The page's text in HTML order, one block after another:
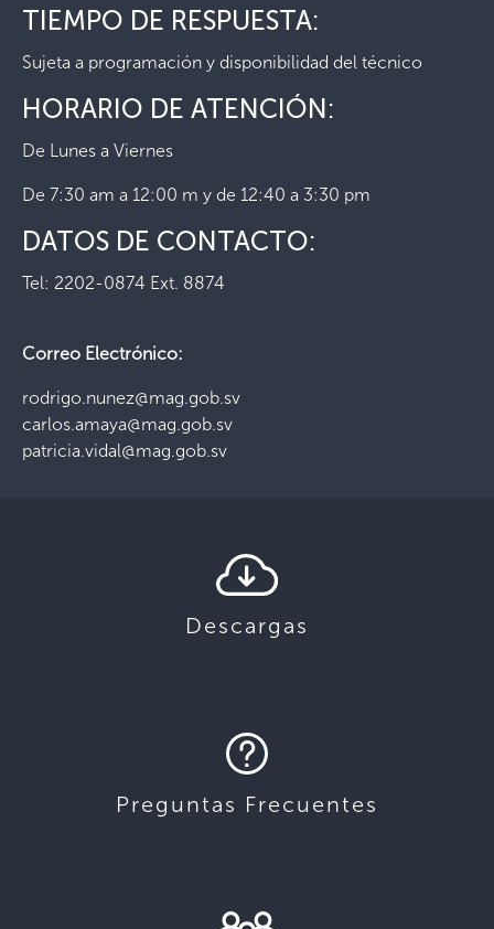
TIEMPO DE RESPUESTA:
Sujeta a programación y disponibilidad del técnico
HORARIO DE ATENCIÓN:
De Lunes a Viernes
De 7:30 am a 12:00 m y de 12:40 a 3:30 pm
DATOS DE CONTACTO:
Tel: 2202-0874 Ext. 8874
Correo Electrónico:
rodrigo.nunez@mag.gob.sv
carlos.amaya@mag.gob.sv
patricia.vidal@mag.gob.sv
Descargas
Preguntas Frecuentes